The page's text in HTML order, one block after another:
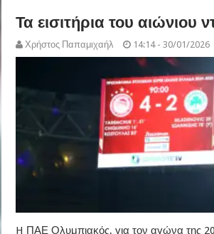
Τα εισιτήρια του αιώνιου
Χρήστος Παπαμιχαήλ 14:14 - 30/01/2026
H ΠΑΕ Ολυμπιακός, για τον αγώνα της